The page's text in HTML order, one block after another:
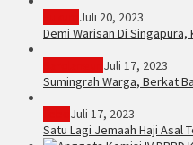
Juli 20, 2023
Demi Warisan Di
Juli 17, 2023
Sumingrah Warga, Berkat
Juli 17, 2023
Satu Lagi Jemaah Haji Asal